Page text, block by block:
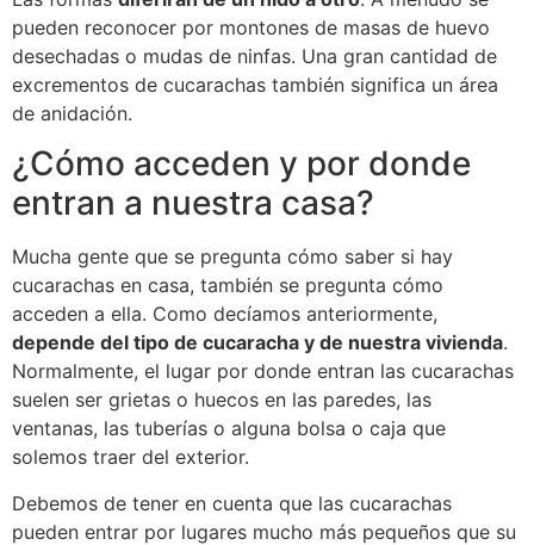
pueden reconocer por montones de masas de huevo
desechadas o mudas de ninfas. Una gran cantidad de
excrementos de cucarachas también significa un área
de anidación.
¿Cómo acceden y por donde
entran a nuestra casa?
Mucha gente que se pregunta cómo saber si hay
cucarachas en casa, también se pregunta cómo
acceden a ella. Como decíamos anteriormente,
depende del tipo de cucaracha y de nuestra vivienda.
Normalmente, el lugar por donde entran las cucarachas
suelen ser grietas o huecos en las paredes, las
ventanas, las tuberías o alguna bolsa o caja que
solemos traer del exterior.
Debemos de tener en cuenta que las cucarachas
pueden entrar por lugares mucho más pequeños que su